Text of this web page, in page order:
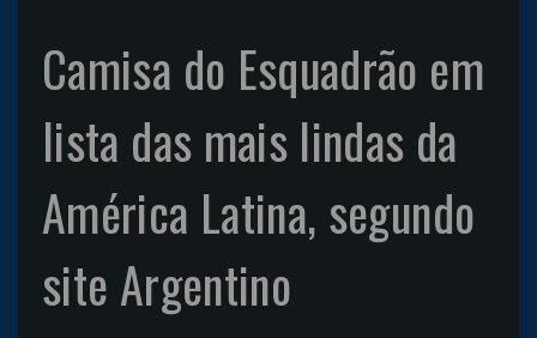
Camisa do Esquadrão em
lista das mais lindas da
América Latina, segundo
site Argentino